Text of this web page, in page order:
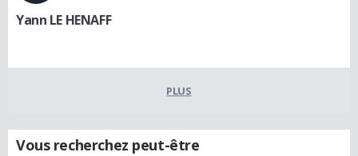
Yann LE HENAFF
PLUS
Vous recherchez peut-être